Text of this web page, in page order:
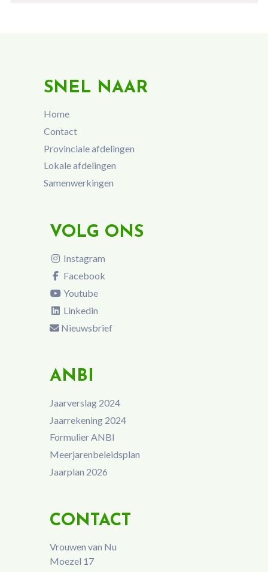
SNEL NAAR
Home
Contact
Provinciale afdelingen
Lokale afdelingen
Samenwerkingen
VOLG ONS
Instagram
Facebook
Youtube
Linkedin
Nieuwsbrief
ANBI
Jaarverslag 2024
Jaarrekening 2024
Formulier ANBI
Meerjarenbeleidsplan
Jaarplan 2026
CONTACT
Vrouwen van Nu
Moezel 17